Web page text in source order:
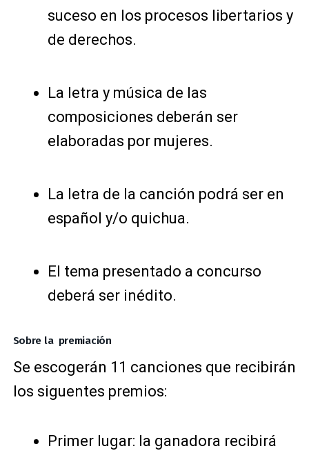
suceso en los procesos libertarios y
de derechos.
La letra y música de las
composiciones deberán ser
elaboradas por mujeres.
La letra de la canción podrá ser en
español y/o quichua.
El tema presentado a concurso
deberá ser inédito.
Sobre la premiación
Se escogerán 11 canciones que recibirán
los siguentes premios:
Primer lugar: la ganadora recibirá